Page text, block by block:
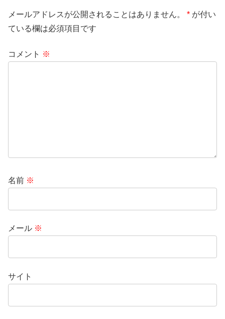
メールアドレスが公開されることはありません。 * が付い
ている欄は必須項目です
コメント ※
名前 ※
メール ※
サイト